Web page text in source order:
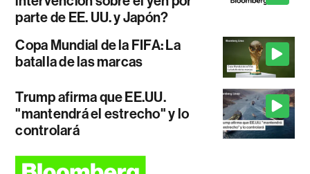
parte de EE. UU. y Japón?
Copa Mundial de la FIFA: La
batalla de las marcas
Trump afirma que EE.UU.
"mantendrá el estrecho" y lo
controlará